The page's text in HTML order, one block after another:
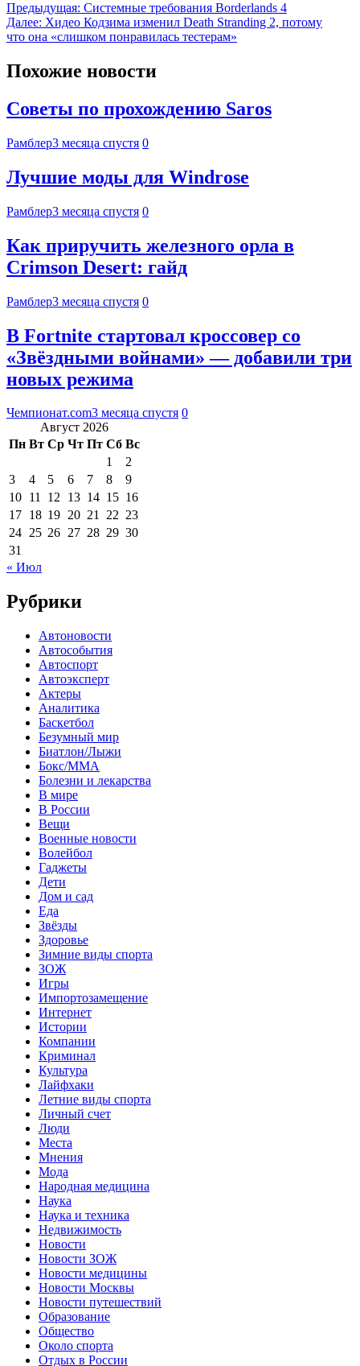
Предыдущая: Системные требования Borderlands 4
Далее: Хидео Кодзима изменил Death Stranding 2, потому
что она «слишком понравилась тестерам»
Похожие новости
Советы по прохождению Saros
Рамблер3 месяца спустя 0
Лучшие моды для Windrose
Рамблер3 месяца спустя 0
Как приручить железного орла в
Crimson Desert: гайд
Рамблер3 месяца спустя 0
В Fortnite стартовал кроссовер со
«Звёздными войнами» — добавили три
новых режима
Чемпионат.com3 месяца спустя 0
Август 2026
Пн Вт Ср Чт Пт Сб Вс
1
2
3
4 5 6 7 8
9
10 11 12 13 14 15 16
17 18 19 20 21 22 23
24 25 26 27 28 29 30
31
« Июл
Рубрики
Автоновости
Автособытия
Автоспорт
Автоэксперт
Актеры
Аналитика
Баскетбол
Безумный мир
Биатлон/Лыжи
Бокс/MMA
Болезни и лекарства
В мире
В России
Вещи
Военные новости
Волейбол
Гаджеты
Дети
Дом и сад
Еда
Звёзды
Здоровье
Зимние виды спорта
ЗОЖ
Игры
Импортозамещение
Интернет
Истории
Компании
Криминал
Культура
Лайфхаки
Летние виды спорта
Личный счет
Люди
Места
Мнения
Мода
Народная медицина
Наука
Наука и техника
Недвижимость
Новости
Новости ЗОЖ
Новости медицины
Новости Москвы
Новости путешествий
Образование
Общество
Около спорта
Отдых в России